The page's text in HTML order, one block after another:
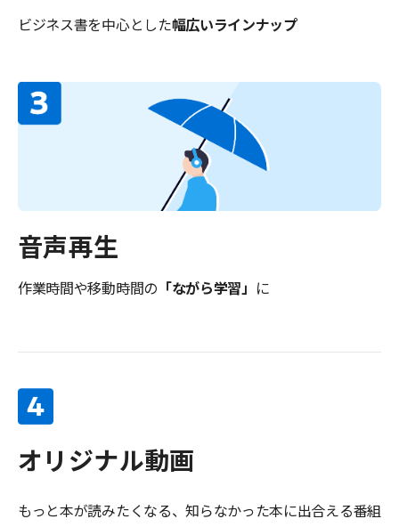
ビジネス書を中心とした幅広いラインナップ
音声再生
作業時間や移動時間の 「ながら学習」 に
オリジナル動画
もっと本が読みたくなる、知らなかった本に出合える番組